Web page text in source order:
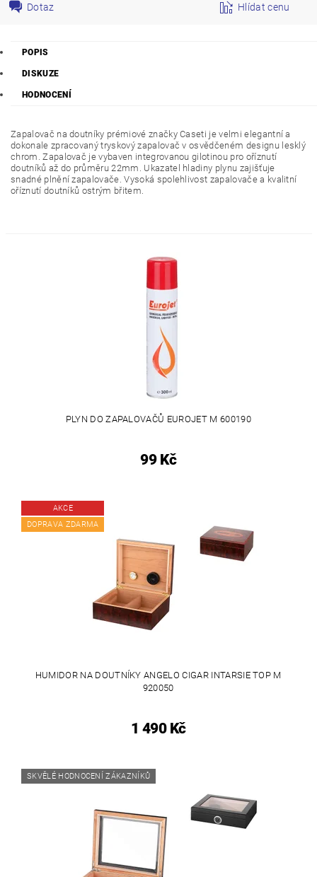
Dotaz Hlídat cenu
POPIS
DISKUZE
HODNOCENÍ
Zapalovač na doutníky prémiové značky Caseti je velmi elegantní a
dokonale zpracovaný tryskový zapalovač v osvědčeném designu lesklý
chrom. Zapalovač je vybaven integrovanou gilotinou pro oříznutí
doutníků až do průměru 22mm. Ukazatel hladiny plynu zajišťuje
snadné plnění zapalovače. Vysoká spolehlivost zapalovače a kvalitní
oříznutí doutníků ostrým břitem.
PLYN DO ZAPALOVAČŮ EUROJET M 600190
99 Kč
AKCE
DOPRAVA ZDARMA
HUMIDOR NA DOUTNÍKY ANGELO CIGAR INTARSIE TOP M
920050
1 490 Kč
SKVĚLÉ HODNOCENÍ ZÁKAZNÍKŮ